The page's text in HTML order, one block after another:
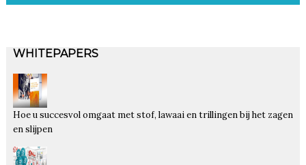
WHITEPAPERS
Hoe u succesvol omgaat met stof, lawaai en trillingen bij het zagen
en slijpen